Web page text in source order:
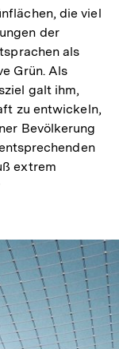
die viel
der
als
Grün. Als
galt ihm,
zu entwickeln,
Bevölkerung
extrem